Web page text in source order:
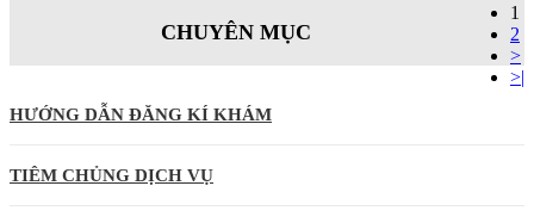
1
2
>
>|
CHUYÊN MỤC
HƯỚNG DẪN ĐĂNG KÍ KHÁM
TIÊM CHỦNG DỊCH VỤ